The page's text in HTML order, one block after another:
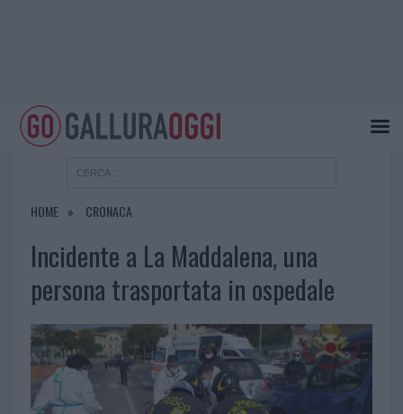
HOME CRONACA
Incidente a La Maddalena, una
persona trasportata in ospedale